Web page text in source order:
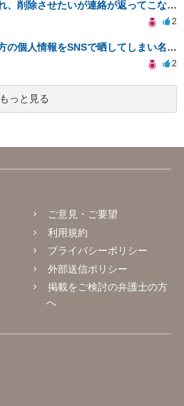
無断で動画を撮影され、削除させたいが連絡が返ってこない。
2
当方の腹いせで相手方の個人情報をSNSで晒してしまい名誉毀損させてしまったかもしれない
2
もっと見る
ご意見・ご要望
利用規約
プライバシーポリシー
外部送信ポリシー
掲載をご検討の弁護士の方
へ